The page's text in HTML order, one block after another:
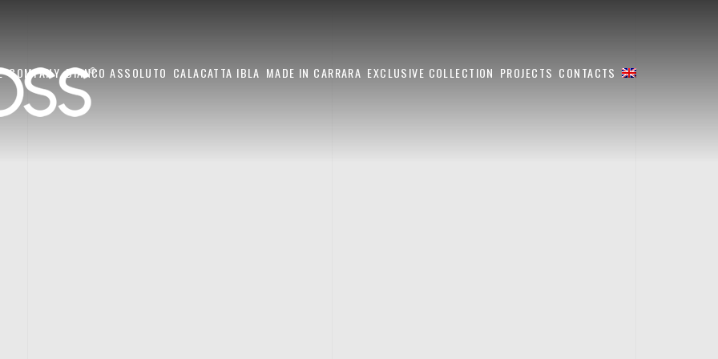
COMPANY BIANCO ASSOLUTO CALACATTA IBLA MADE IN CARRARA EXCLUSIVE COLLECTION PROJECTS CONTACTS